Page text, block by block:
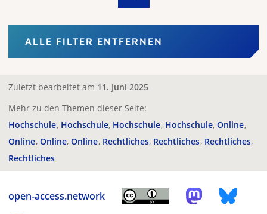
ALLE FILTER ENTFERNEN
Zuletzt bearbeitet am 11. Juni 2025
Mehr zu den Themen dieser Seite:
Hochschule Hochschule Hochschule Hochschule Online
Online Online Online Rechtliches Rechtliches Rechtliches
Rechtliches
open-access.network